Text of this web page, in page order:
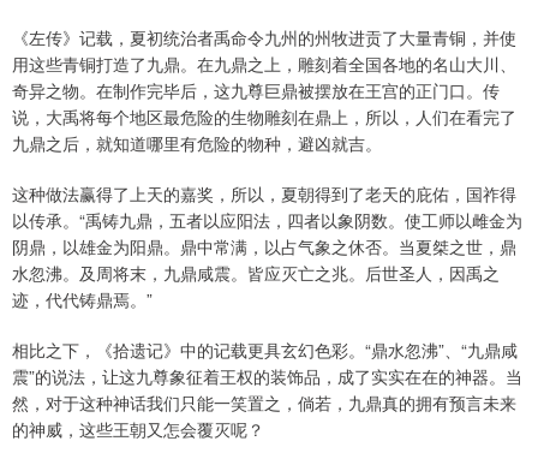
《左传》记载，夏初统治者禹命令九州的州牧进贡了大量青铜，并使
用这些青铜打造了九鼎。在九鼎之上，雕刻着全国各地的名山大川、
奇异之物。在制作完毕后，这九尊巨鼎被摆放在王宫的正门口。传
说，大禹将每个地区最危险的生物雕刻在鼎上，所以，人们在看完了
九鼎之后，就知道哪里有危险的物种，避凶就吉。
这种做法赢得了上天的嘉奖，所以，夏朝得到了老天的庇佑，国祚得
以传承。“禹铸九鼎，五者以应阳法，四者以象阴数。使工师以雌金为
阴鼎，以雄金为阳鼎。鼎中常满，以占气象之休否。当夏桀之世，鼎
水忽沸。及周将末，九鼎咸震。皆应灭亡之兆。后世圣人，因禹之
迹，代代铸鼎焉。”
相比之下，《拾遗记》中的记载更具玄幻色彩。“鼎水忽沸”、“九鼎咸
震”的说法，让这九尊象征着王权的装饰品，成了实实在在的神器。当
然，对于这种神话我们只能一笑置之，倘若，九鼎真的拥有预言未来
的神威，这些王朝又怎会覆灭呢？